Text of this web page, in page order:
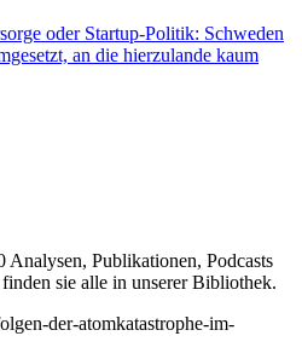
oder Startup-Politik: Schweden
an die hierzulande kaum
Analysen, Publikationen, Podcasts
sie alle in unserer Bibliothek.
der-atomkatastrophe-im-